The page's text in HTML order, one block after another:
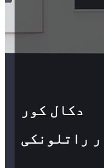
دکال کور
راتلونکی